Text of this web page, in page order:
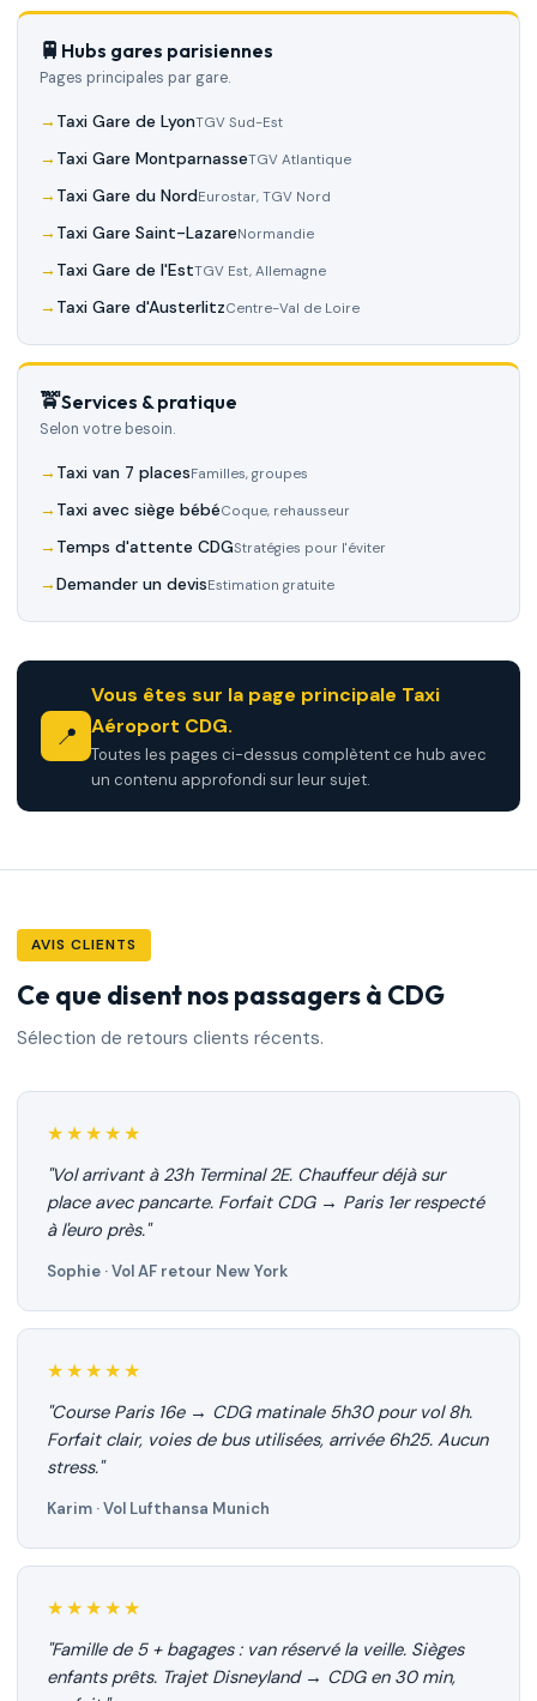
🚆 Hubs gares parisiennes
Pages principales par gare.
Taxi Gare de LyonTGV Sud-Est
Taxi Gare MontparnasseTGV Atlantique
Taxi Gare du NordEurostar, TGV Nord
Taxi Gare Saint-LazareNormandie
Taxi Gare de l'EstTGV Est, Allemagne
Taxi Gare d'AusterlitzCentre-Val de Loire
🚖Services & pratique
Selon votre besoin.
Taxi van 7 placesFamilles, groupes
Taxi avec siège bébéCoque, rehausseur
Temps d'attente CDGStratégies pour l'éviter
Demander un devisEstimation gratuite
📍
Vous êtes sur la page principale Taxi
Aéroport CDG.
Toutes les pages ci-dessus complètent ce hub avec
un contenu approfondi sur leur sujet.
AVIS CLIENTS
Ce que disent nos passagers à CDG
Sélection de retours clients récents.
★★★★★
"Vol arrivant à 23h Terminal 2E. Chauffeur déjà sur
place avec pancarte. Forfait CDG → Paris 1er respecté
à l'euro près."
Sophie · Vol AF retour New York
★★★★★
"Course Paris 16e → CDG matinale 5h30 pour vol 8h.
Forfait clair, voies de bus utilisées, arrivée 6h25. Aucun
stress."
Karim · Vol Lufthansa Munich
★★★★★
"Famille de 5 + bagages : van réservé la veille. Sièges
enfants prêts. Trajet Disneyland → CDG en 30 min,